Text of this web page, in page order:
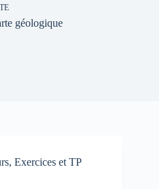
géologique
Exercices et TP